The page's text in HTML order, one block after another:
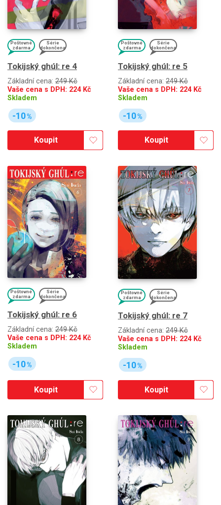
Poštovné
zdarma
Série
dokončena
Tokijský ghúl: re 4
Základní cena: 249 Kč
Vaše cena s DPH: 224Kč
Skladem
-10%
Koupit
Poštovné
zdarma
Série
dokončena
Tokijský ghúl: re 5
Základní cena: 249 Kč
Vaše cena s DPH: 224Kč
Skladem
-10%
Koupit
Poštovné
zdarma
Série
dokončena
Tokijský ghúl: re 6
Základní cena: 249 Kč
Vaše cena s DPH: 224Kč
Skladem
-10%
Koupit
Poštovné
zdarma
Série
dokončena
Tokijský ghúl: re 7
Základní cena: 249 Kč
Vaše cena s DPH: 224Kč
Skladem
-10%
Koupit